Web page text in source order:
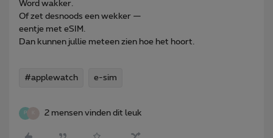
Word wakker.
Of zet desnoods een wekker —
eentje met eSIM.
Dan kunnen jullie meteen zien hoe het hoort.
#applewatch e-sim
P 2 mensen vinden dit leuk